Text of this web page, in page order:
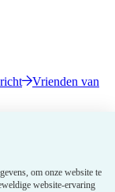
om onze website te
website-ervaring
Vrienden van